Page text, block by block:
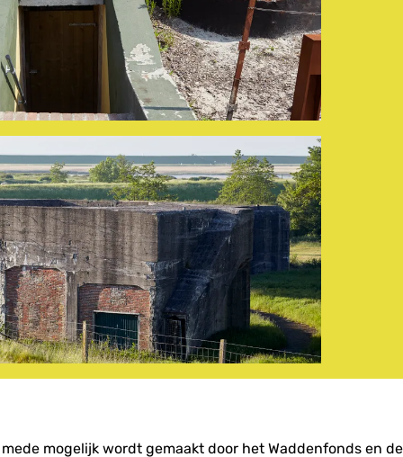
mogelijk wordt gemaakt door het Waddenfonds en de